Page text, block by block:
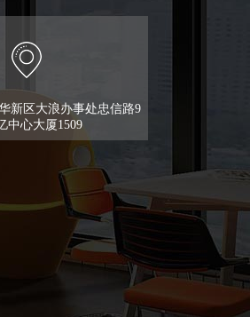
新区大浪办事处忠信路9
中心大厦1509